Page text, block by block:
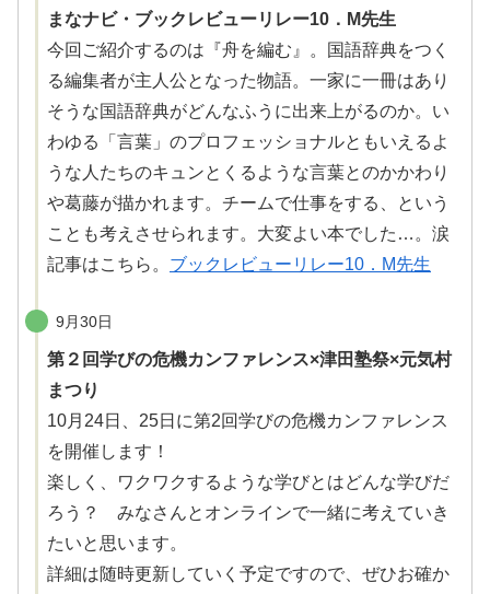
まなナビ・ブックレビューリレー10．M先生
今回ご紹介するのは『舟を編む』。国語辞典をつく
る編集者が主人公となった物語。一家に一冊はあり
そうな国語辞典がどんなふうに出来上がるのか。い
わゆる「言葉」のプロフェッショナルともいえるよ
うな人たちのキュンとくるような言葉とのかかわり
や葛藤が描かれます。チームで仕事をする、という
ことも考えさせられます。大変よい本でした…。涙
記事はこちら。 ブックレビューリレー10．M先生
9月30日
第２回学びの危機カンファレンス×津田塾祭×元気村
まつり
10月24日、25日に第2回学びの危機カンファレンス
を開催 します！
楽しく、ワクワクするような学びとはどんな学びだ
ろう？ みなさんとオンラインで一緒に考えていき
たいと思います。
詳細は随時更新していく予定ですので、ぜひお確か